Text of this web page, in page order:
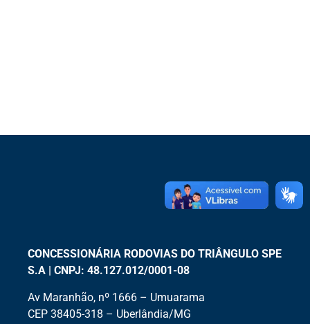
CONCESSIONÁRIA RODOVIAS DO TRIÂNGULO SPE
S.A | CNPJ: 48.127.012/0001-08
Av Maranhão, nº 1666 – Umuarama
CEP 38405-318 – Uberlândia/MG